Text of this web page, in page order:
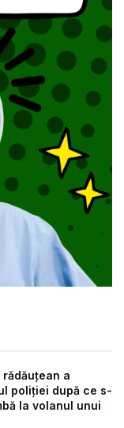
rădăuțean a
poliției după ce s-
la volanul unui